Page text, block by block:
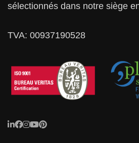
sélectionnés dans notre siège
TVA: 00937190528